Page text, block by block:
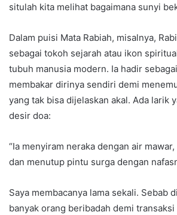
situlah kita melihat bagaimana sunyi
Dalam puisi Mata Rabiah, misalnya,
sebagai tokoh sejarah atau ikon
tubuh manusia modern. Ia hadir
membakar dirinya sendiri demi
yang tak bisa dijelaskan akal. Ada larik
desir doa:
“Ia menyiram neraka dengan air mawar,
dan menutup pintu surga dengan
Saya membacanya lama sekali. Sebab
banyak orang beribadah demi transaksi